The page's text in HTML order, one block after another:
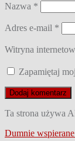
Nazwa *
Adres e-mail *
Witryna
Zapamiętaj
Ta strona używa
Dumnie